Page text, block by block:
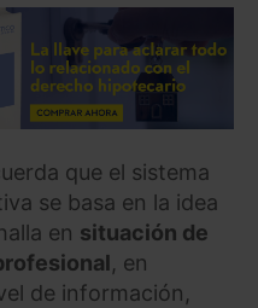
que el sistema
se basa en la idea
en situación de
, en
de información,